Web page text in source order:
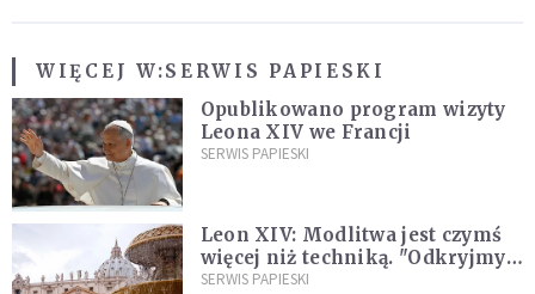
WIĘCEJ W:SERWIS PAPIESKI
Opublikowano program wizyty
Leona XIV we Francji
SERWIS PAPIESKI
Leon XIV: Modlitwa jest czymś
więcej niż techniką. "Odkryjmy
ją na nowo"
SERWIS PAPIESKI